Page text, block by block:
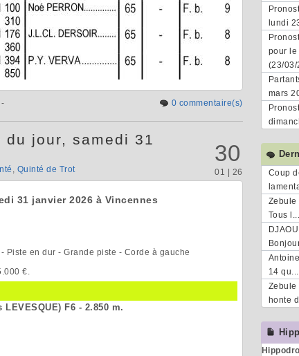
- 0 commentaire(s)
jour, samedi 31
, Quinté de Trot
30
01 | 26
31 janvier 2026 à Vincennes
Piste en dur - Grande piste - Corde à gauche
€.
F6 - 2.850 m.
lundi
pour le
(23/03/
mars
Coup
Zebule
Tous l...
14 qu...
Zebule
honte